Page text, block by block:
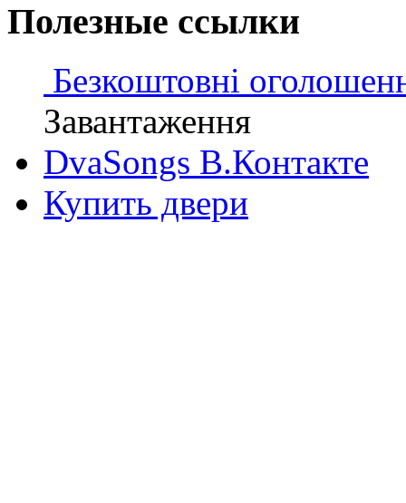
Полезные ссылки
Безкоштовні
Завантаження
DvaSongs В.Контакте
Купить двери